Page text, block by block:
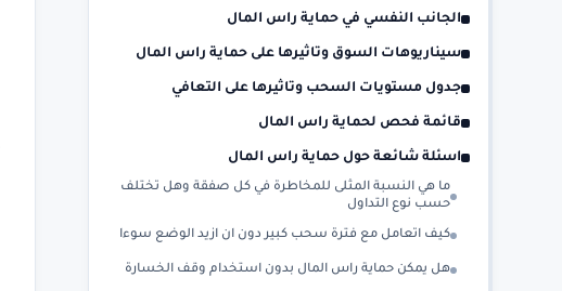
الجانب النفسي في حماية راس المال
سيناريوهات السوق وتاثيرها على حماية راس المال
جدول مستويات السحب وتاثيرها على التعافي
قائمة فحص لحماية راس المال
اسئلة شائعة حول حماية راس المال
ما هي النسبة المثلى للمخاطرة في كل صفقة وهل تختلف
حسب نوع التداول
كيف اتعامل مع فترة سحب كبير دون ان ازيد الوضع سوءا
هل يمكن حماية راس المال بدون استخدام وقف الخسارة